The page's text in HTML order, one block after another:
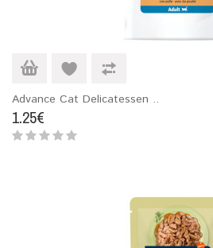
Advance Cat Delicatessen ..
1.25€